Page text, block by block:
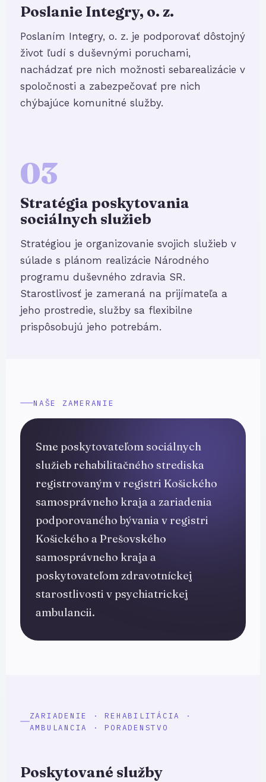
Poslanie Integry, o. z.
Poslaním Integry, o. z. je podporovať dôstojný
život ľudí s duševnými poruchami,
nachádzať pre nich možnosti sebarealizácie v
spoločnosti a zabezpečovať pre nich
chýbajúce komunitné služby.
03
Stratégia poskytovania
sociálnych služieb
Stratégiou je organizovanie svojich služieb v
súlade s plánom realizácie Národného
programu duševného zdravia SR.
Starostlivosť je zameraná na prijímateľa a
jeho prostredie, služby sa flexibilne
prispôsobujú jeho potrebám.
NAŠE ZAMERANIE
Sme poskytovateľom sociálnych
služieb rehabilitačného strediska
registrovaným v registri Košického
samosprávneho kraja a zariadenia
podporovaného bývania v registri
Košického a Prešovského
samosprávneho kraja a
poskytovateľom zdravotníckej
starostlivosti v psychiatrickej
ambulancii.
ZARIADENIE · REHABILITÁCIA ·
AMBULANCIA · PORADENSTVO
Poskytované služby